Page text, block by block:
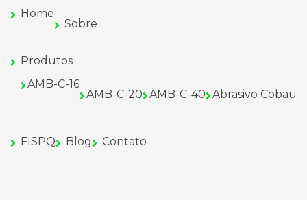
Home
Sobre
Produtos
AMB-C-16
AMB-C-20 AMB-C-40 Abrasivo Cobau
FISPQ Blog Contato